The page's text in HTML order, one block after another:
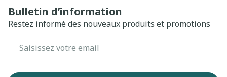
Bulletin d’information
Restez informé des nouveaux produits et promotions